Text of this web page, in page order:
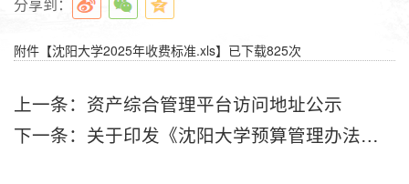
分享到：
附件【沈阳大学2025年收费标准.xls】已下载825次
上一条： 资产综合管理平台访问地址公示
下一条： 关于印发《沈阳大学预算管理办法（修订）》的通知